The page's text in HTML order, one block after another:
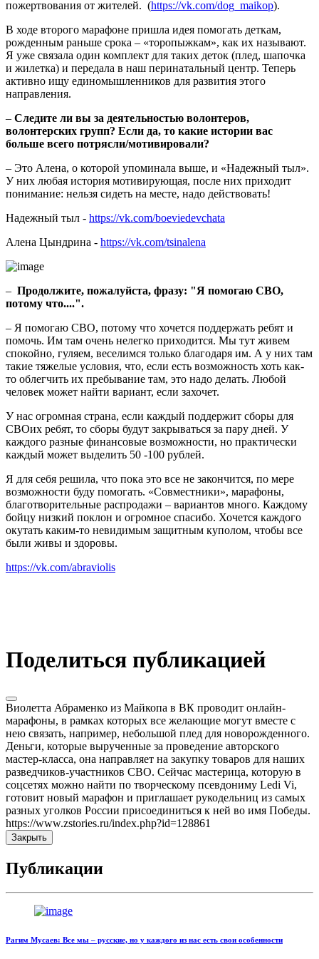
пожертвования от жителей. (https://vk.com/dog_maikop).
В ходе второго марафоне пришла идея помогать деткам,
рожденным раньше срока – «торопыжкам», как их называют.
Я уже связала один комплект для таких деток (плед, шапочка
и жилетка) и передала в наш перинатальный центр. Теперь
активно ищу единомышленников для развития этого
направления.
– Следите ли вы за деятельностью волонтеров,
волонтерских групп? Если да, то какие истории вас
больше всего потрясли/мотивировали?
– Это Алена, о которой упоминала выше, и «Надежный тыл».
У них любая история мотивирующая, после них приходит
понимание: нельзя сидеть на месте, надо действовать!
Надежный тыл - https://vk.com/boeviedevchata
Алена Цындрина - https://vk.com/tsinalena
– Продолжите, пожалуйста, фразу: "Я помогаю СВО,
потому что....".
– Я помогаю СВО, потому что хочется поддержать ребят и
помочь. Им там очень нелегко приходится. Мы тут живем
спокойно, гуляем, веселимся только благодаря им. А у них там
такие тяжелые условия, что, если есть возможность хоть как-
то облегчить их пребывание там, это надо делать. Любой
человек может найти вариант, если захочет.
У нас огромная страна, если каждый поддержит сборы для
СВОих ребят, то сборы будут закрываться за пару дней. У
каждого разные финансовые возможности, но практически
каждый может выделить 50 -100 рублей.
Я для себя решила, что пока это все не закончится, по мере
возможности буду помогать. «Совместники», марафоны,
благотворительные распродажи – вариантов много. Каждому
бойцу низкий поклон и огромное спасибо. Хочется каждого
окутать каким-то невидимым защитным куполом, чтобы все
были живы и здоровы.
https://vk.com/abraviolis
Поделиться публикацией
Виолетта Абраменко из Майкопа в ВК проводит онлайн-
марафоны, в рамках которых все желающие могут вместе с
нею связать, например, небольшой плед для новорожденного.
Деньги, которые вырученные за проведение авторского
мастер-класса, она направляет на закупку товаров для наших
разведчиков-участников СВО. Сейчас мастерица, которую в
соцсетях можно найти по творческому псевдониму Ledi Vi,
готовит новый марафон и приглашает рукодельниц из самых
разных уголков России присоединиться к ней во имя Победы.
https://www.zstories.ru/index.php?id=128861
Закрыть
Публикации
Рагим Мусаев: Все мы – русские, но у каждого из нас есть свои особенности